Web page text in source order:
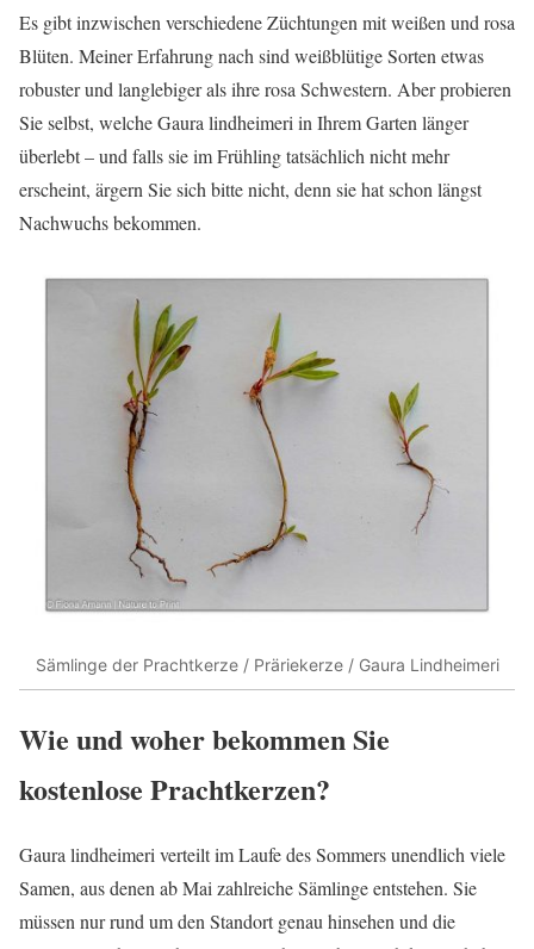
Es gibt inzwischen verschiedene Züchtungen mit weißen und rosa
Blüten. Meiner Erfahrung nach sind weißblütige Sorten etwas
robuster und langlebiger als ihre rosa Schwestern. Aber probieren
Sie selbst, welche Gaura lindheimeri in Ihrem Garten länger
überlebt – und falls sie im Frühling tatsächlich nicht mehr
erscheint, ärgern Sie sich bitte nicht, denn sie hat schon längst
Nachwuchs bekommen.
Sämlinge der Prachtkerze / Präriekerze / Gaura Lindheimeri
Wie und woher bekommen Sie
kostenlose Prachtkerzen?
Gaura lindheimeri verteilt im Laufe des Sommers unendlich viele
Samen, aus denen ab Mai zahlreiche Sämlinge entstehen. Sie
müssen nur rund um den Standort genau hinsehen und die